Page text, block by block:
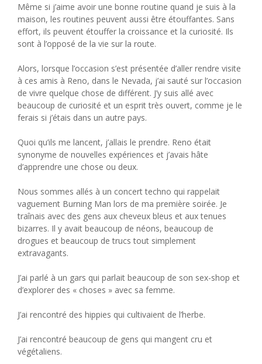
Même si j’aime avoir une bonne routine quand je suis à la
maison, les routines peuvent aussi être étouffantes. Sans
effort, ils peuvent étouffer la croissance et la curiosité. Ils
sont à l’opposé de la vie sur la route.
Alors, lorsque l’occasion s’est présentée d’aller rendre visite
à ces amis à Reno, dans le Nevada, j’ai sauté sur l’occasion
de vivre quelque chose de différent. J’y suis allé avec
beaucoup de curiosité et un esprit très ouvert, comme je le
ferais si j’étais dans un autre pays.
Quoi qu’ils me lancent, j’allais le prendre. Reno était
synonyme de nouvelles expériences et j’avais hâte
d’apprendre une chose ou deux.
Nous sommes allés à un concert techno qui rappelait
vaguement Burning Man lors de ma première soirée. Je
traînais avec des gens aux cheveux bleus et aux tenues
bizarres. Il y avait beaucoup de néons, beaucoup de
drogues et beaucoup de trucs tout simplement
extravagants.
J’ai parlé à un gars qui parlait beaucoup de son sex-shop et
d’explorer des « choses » avec sa femme.
J’ai rencontré des hippies qui cultivaient de l’herbe.
J’ai rencontré beaucoup de gens qui mangent cru et
végétaliens.